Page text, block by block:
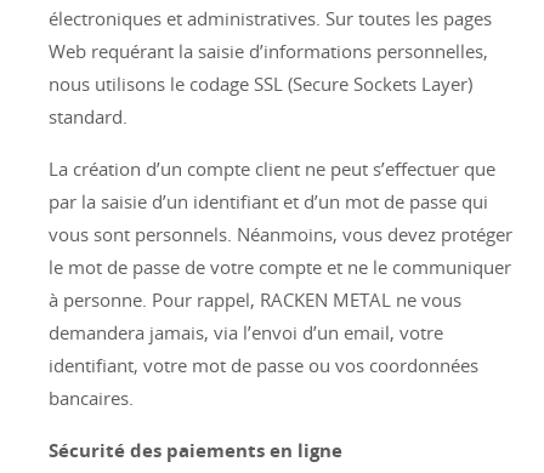
électroniques et administratives. Sur toutes les pages
Web requérant la saisie d’informations personnelles,
nous utilisons le codage SSL (Secure Sockets Layer)
standard.
La création d’un compte client ne peut s’effectuer que
par la saisie d’un identifiant et d’un mot de passe qui
vous sont personnels. Néanmoins, vous devez protéger
le mot de passe de votre compte et ne le communiquer
à personne. Pour rappel, RACKEN METAL ne vous
demandera jamais, via l’envoi d’un email, votre
identifiant, votre mot de passe ou vos coordonnées
bancaires.
Sécurité des paiements en ligne